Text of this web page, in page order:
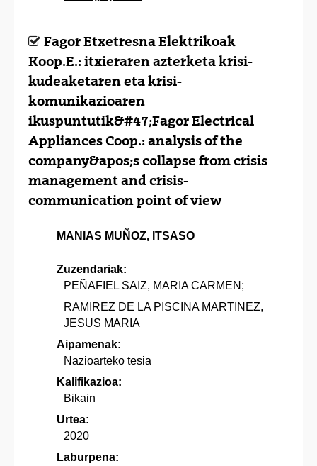
Fagor Etxetresna Elektrikoak
Koop.E.: itxieraren azterketa krisi-
kudeaketaren eta krisi-
komunikazioaren
ikuspuntutik&#47;Fagor Electrical
Appliances Coop.: analysis of the
company&apos;s collapse from crisis
management and crisis-
communication point of view
MANIAS MUÑOZ, ITSASO
Zuzendariak:
PEÑAFIEL SAIZ, MARIA CARMEN;
RAMIREZ DE LA PISCINA MARTINEZ,
JESUS MARIA
Aipamenak:
Nazioarteko tesia
Kalifikazioa:
Bikain
Urtea:
2020
Laburpena: